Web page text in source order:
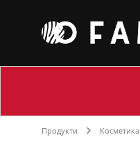
Продукти Косметика